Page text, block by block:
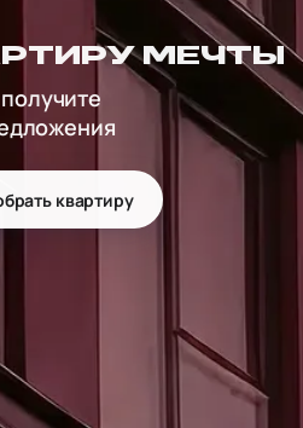
МЕЧТЫ
квартиру